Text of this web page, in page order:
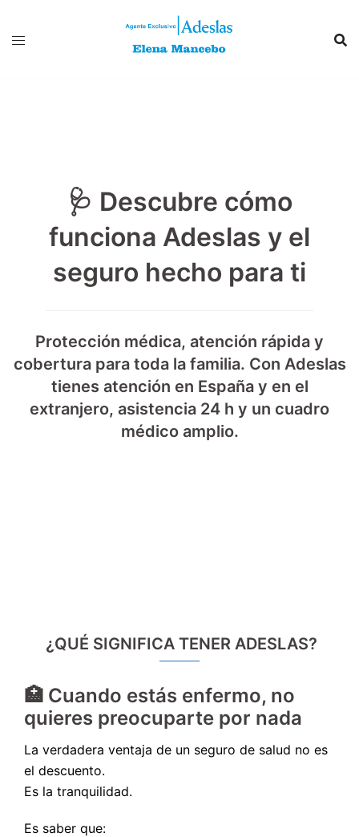
🩺 Descubre cómo
funciona Adeslas y el
seguro hecho para ti
Protección médica, atención rápida y
cobertura para toda la familia. Con Adeslas
tienes atención en España y en el
extranjero, asistencia 24 h y un cuadro
médico amplio.
¿QUÉ SIGNIFICA TENER ADESLAS?
🏥 Cuando estás enfermo, no
quieres preocuparte por nada
La verdadera ventaja de un seguro de salud no es
el descuento.
Es la tranquilidad.
Es saber que: